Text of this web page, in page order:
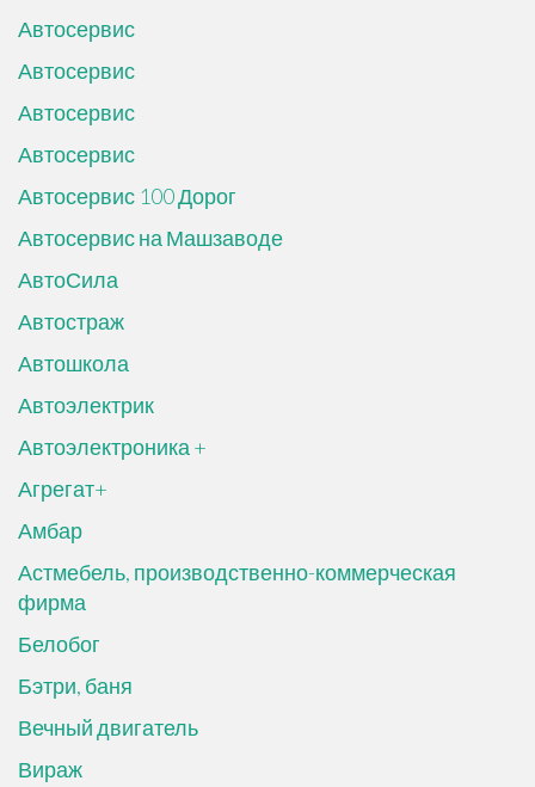
Автосервис
Автосервис
Автосервис
Автосервис
Автосервис 100 Дорог
Автосервис на Машзаводе
АвтоСила
Автостраж
Автошкола
Автоэлектрик
Автоэлектроника +
Агрегат+
Амбар
Астмебель, производственно-коммерческая
фирма
Белобог
Бэтри, баня
Вечный двигатель
Вираж